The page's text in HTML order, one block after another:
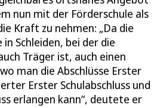
nun mit der Förderschule als
Kraft zu nehmen: „Da die
Schleiden, bei der die
Träger ist, auch einen
man die Abschlüsse Erster
Erster Schulabschluss und
erlangen kann“, deutete er